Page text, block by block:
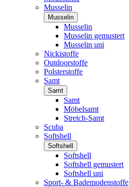
Musselin
Musselin
Musselin
Musselin gemustert
Musselin uni
Nickistoffe
Outdoorstoffe
Polsterstoffe
Samt
Samt
Samt
Möbelsamt
Stretch-Samt
Scuba
Softshell
Softshell
Softshell
Softshell gemustert
Softshell uni
Sport- & Bademodenstoffe